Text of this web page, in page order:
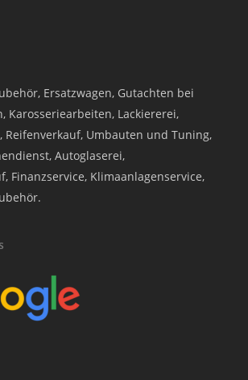
Ersatzwagen, Gutachten bei
Karosseriearbeiten, Lackiererei,
Reifenverkauf, Umbauten und Tuning,
Autoglaserei,
Finanzservice, Klimaanlagenservice,